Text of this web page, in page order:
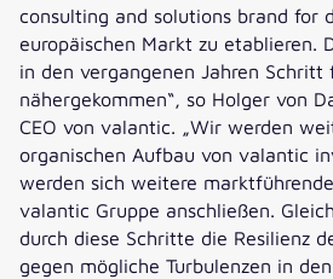
consulting and solutions brand for
europäischen Markt zu etablieren.
in den vergangenen Jahren Schritt
nähergekommen“, so Holger von
CEO von valantic. „Wir werden
organischen Aufbau von valantic
werden sich weitere
valantic Gruppe anschließen.
durch diese Schritte die Resilienz
gegen mögliche Turbulenzen in